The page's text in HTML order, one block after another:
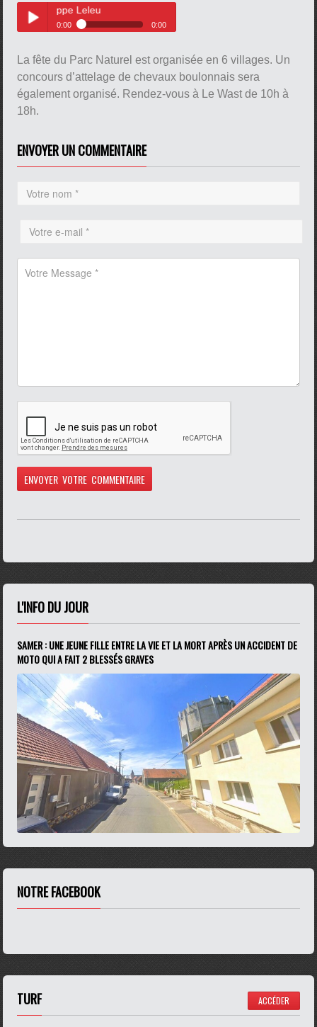
pause
Play /
Leleu
0:00 0:00
Philippe Leleu
La fête du Parc Naturel est organisée en 6 villages. Un
concours d’attelage de chevaux boulonnais sera
également organisé. Rendez-vous à Le Wast de 10h à
18h.
ENVOYER UN COMMENTAIRE
L'INFO DU JOUR
SAMER : UNE JEUNE FILLE ENTRE LA VIE ET LA MORT APRÈS UN ACCIDENT DE
MOTO QUI A FAIT 2 BLESSÉS GRAVES
NOTRE FACEBOOK
TURF ACCÉDER